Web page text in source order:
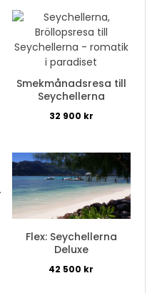
Smekmånadsresa till
Seychellerna
32 900 kr
Flex: Seychellerna
Deluxe
42 500 kr